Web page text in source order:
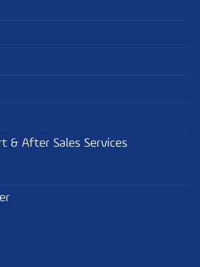
& After Sales Services